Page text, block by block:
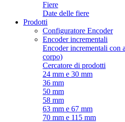
Fiere
Date delle fiere
Prodotti
Configuratore Encoder
Encoder incrementali
Encoder incrementali con
corpo)
Cercatore di prodotti
24 mm e 30 mm
36 mm
50 mm
58 mm
63 mm e 67 mm
70 mm e 115 mm